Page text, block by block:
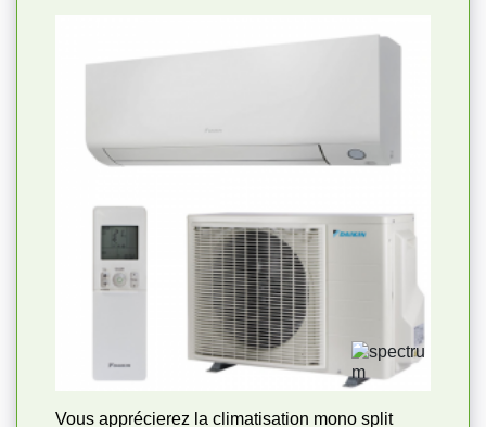
Vous apprécierez la climatisation mono split